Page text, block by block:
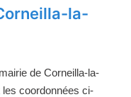
la-
de Corneilla-la-
coordonnées ci-